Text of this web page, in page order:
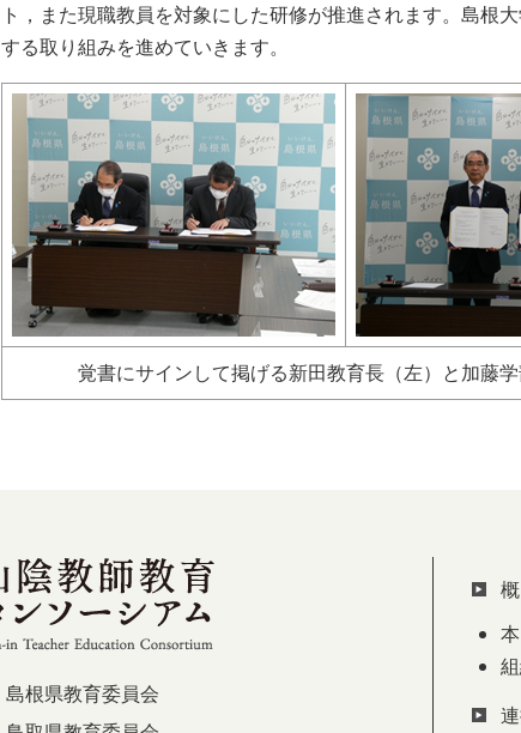
ト，また現職教員を対象にした研修が推進されます。島根
する取り組みを進めていきます。
覚書にサインして掲げる新田教育長（左）と加藤学
島根県教育委員会